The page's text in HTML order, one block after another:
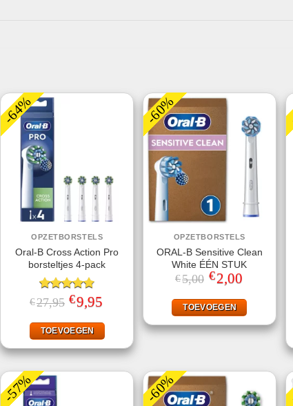
-64%
OPZETBORSTELS
Oral-B Cross Action Pro
borsteltjes 4-pack
Gewaardeerd
4.75 uit 5
€27,95 Oorspronkelijke
prijs
€27,95.
€9,95
€9,95.
TOEVOEGEN
-60%
OPZETBORSTELS
ORAL-B Sensitive Clean
White ÉÉN STUK
€5,00 Oorspronkelijke
prijs
€5,00.
€2,00Huidige
€2,00.
TOEVOEGEN
-57% -60%